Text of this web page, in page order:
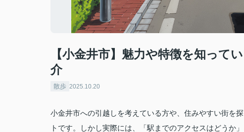
【小金井市】魅力や特徴を知って
介
散歩 2025.10.20
小金井市への引越しを考えている方や、住みやすい街を
トです。しかし実際には、「駅までのアクセスはどうか